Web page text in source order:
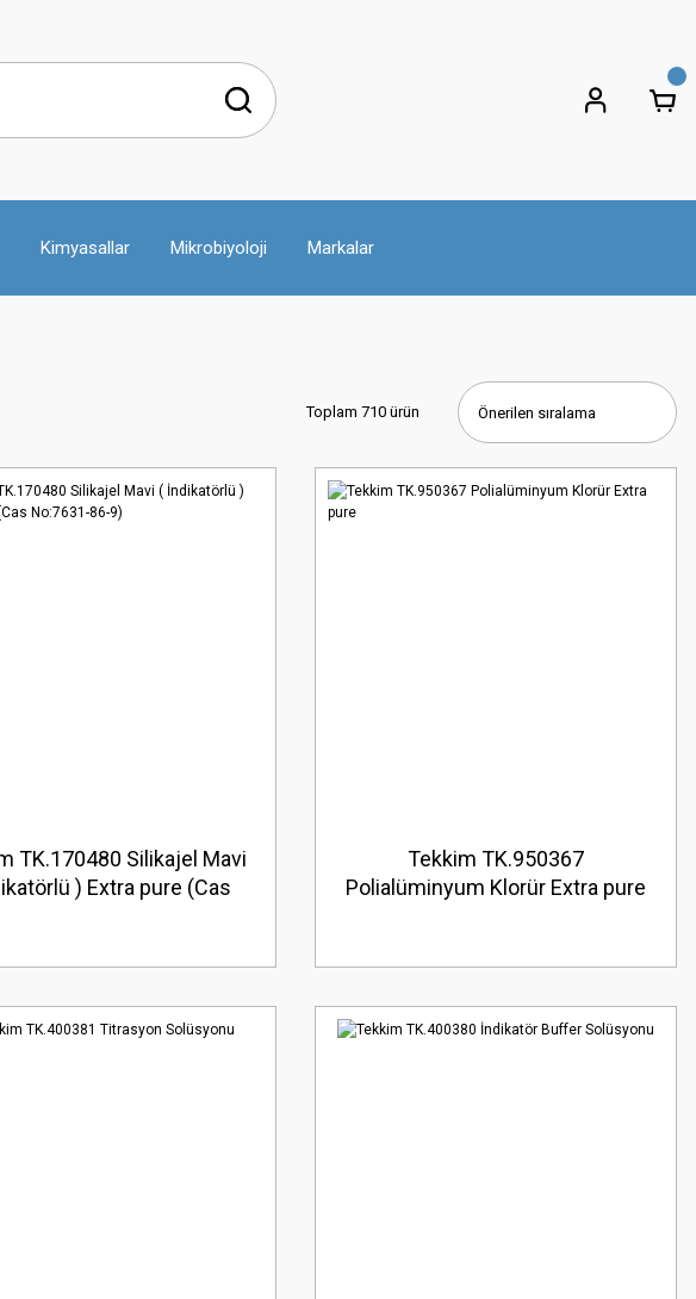
Kimyasallar Mikrobiyoloji Markalar
Toplam 710 ürün
TK.170480 Silikajel Mavi
) Extra pure (Cas
Tekkim TK.950367
Polialüminyum Klorür Extra pure